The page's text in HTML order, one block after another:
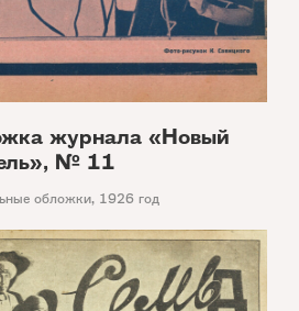
журнала «Новый
№ 11
обложки, 1926 год